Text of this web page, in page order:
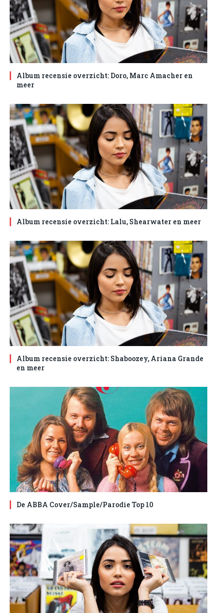
Album recensie overzicht: Doro, Marc Amacher en
meer
Album recensie overzicht: Lalu, Shearwater en meer
Album recensie overzicht: Shaboozey, Ariana Grande
en meer
De ABBA Cover/Sample/Parodie Top 10